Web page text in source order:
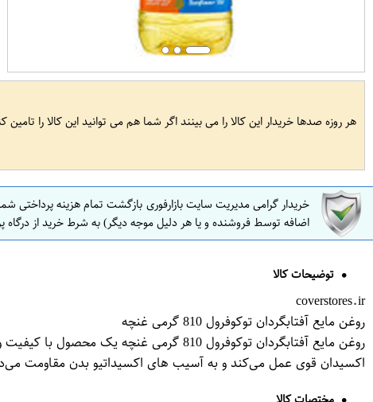
هر روزه صدها خریدار این کالا را می بینند اگر شما هم می توانید این کالا را تامین
خریدار گرامی مدیریت سایت بازارفوری بازگشت تمام هزینه
اضافه توسط فروشنده و یا هر دلیل موجه دیگر) به شرط خرید از
توضیحات کالا
coverstores.ir
روغن مایع آفتابگردان توکوفرول 810 گرمی غنچه
اکسیدان قوی عمل می‌کند و به آسیب های اکسیداتیو بدن مقاومت